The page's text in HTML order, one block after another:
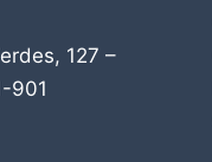
127 –
901